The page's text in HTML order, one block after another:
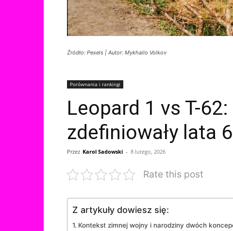
Źródło: Pexels | Autor: Mykhailo Volkov
Porównania i rankingi
Leopard 1 vs T-
zdefiniowały lata
Przez Karol Sadowski - 8 lutego, 2026
Rate this post
Z artykuły dowiesz się:
Kontekst zimnej wojny i narodziny dwóch